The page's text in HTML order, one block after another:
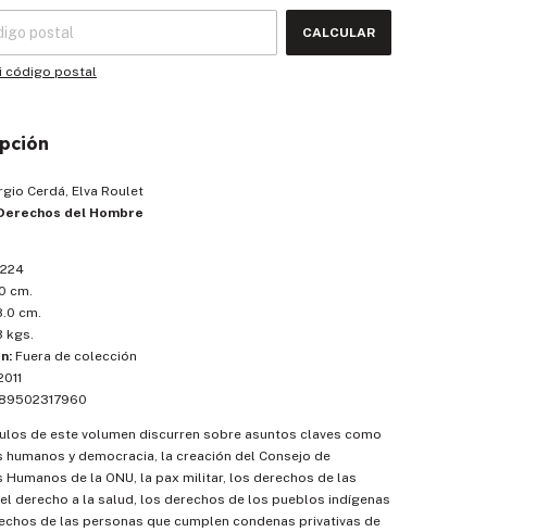
CALCULAR
código postal
Cerdá, Elva Roulet
del Hombre
224
cm.
cm.
kgs.
Fuera de colección
de este volumen discurren sobre asuntos claves como
humanos y democracia, la creación del Consejo de
Humanos de la ONU, la pax militar, los derechos de las
derecho a la salud, los derechos de los pueblos indígenas
de las personas que cumplen condenas privativas de